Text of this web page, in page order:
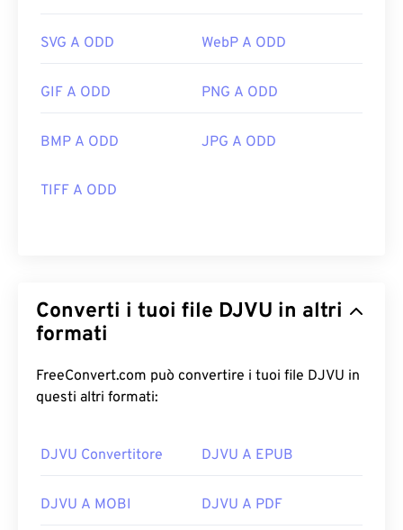
SVG A ODD WebP A ODD
GIF A ODD PNG A ODD
BMP A ODD JPG A ODD
TIFF A ODD
Converti i tuoi file DJVU in altri
formati
FreeConvert.com può convertire i tuoi file DJVU in
questi altri formati:
DJVU Convertitore DJVU A EPUB
DJVU A MOBI DJVU A PDF